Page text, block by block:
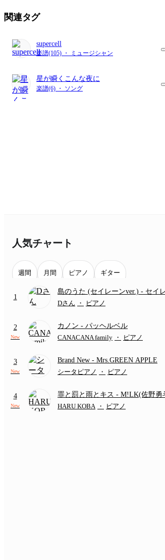
関連タグ
supercell
楽譜(105) ・ ミュージシャン
星が瞬くこんな夜に
楽譜(6) ・ ソング
人気チャート
週間 月間 ピアノ ギター
1
島のうた (セイレーンver.) - セイ
(難易度:★★★★☆/歌詞・コード・
Dさん ・ ピアノ
2
New
カノン - パッヘルベル
CANACANA family ・ ピアノ
3
New
Brand New - Mrs.GREEN APPLE
シータピアノ
・ ピアノ
4
New
罪と罰と雨とキス - M!LK(佐野勇
HARU KOBA
・ ピアノ